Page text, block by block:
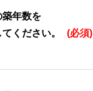
築年数を
ください。
(必須)